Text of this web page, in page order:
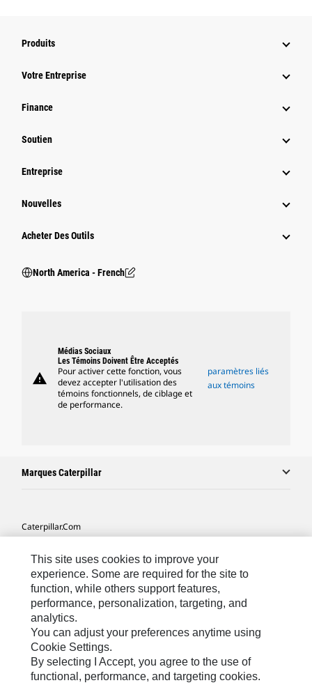
Produits
Votre Entreprise
Finance
Soutien
Entreprise
Nouvelles
Acheter Des Outils
North America - French
warning
Médias Sociaux
Les Témoins Doivent Être Acceptés
Pour activer cette fonction, vous
devez accepter l'utilisation des
témoins fonctionnels, de ciblage et
de performance.
paramètres liés
aux témoins
Marques Caterpillar
Caterpillar.com
Mes Préférences Marketing
Plan Du Site
Cookie Settings
Légales
Confidentialité
This site uses cookies to improve your
experience. Some are required for the site to
function, while others support features,
performance, personalization, targeting, and
analytics.
You can adjust your preferences anytime using
Cookie Settings.
By selecting I Accept, you agree to the use of
functional, performance, and targeting cookies.